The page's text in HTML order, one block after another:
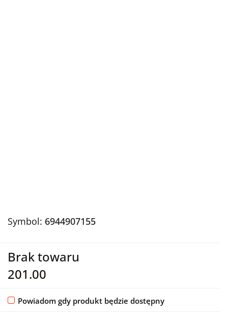
Symbol: 6944907155
Brak towaru
201.00
Powiadom gdy produkt będzie dostępny